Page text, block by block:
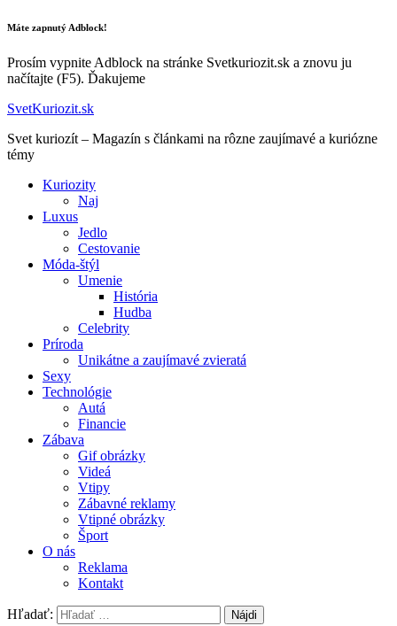
Máte zapnutý Adblock!
Prosím vypnite Adblock na stránke Svetkuriozit.sk a znovu ju
načítajte (F5). Ďakujeme
SvetKuriozit.sk
Svet kuriozít – Magazín s článkami na rôzne zaujímavé a kuriózne
témy
Kuriozity
Naj
Luxus
Jedlo
Cestovanie
Móda-štýl
Umenie
História
Hudba
Celebrity
Príroda
Unikátne a zaujímavé zvieratá
Sexy
Technológie
Autá
Financie
Zábava
Gif obrázky
Videá
Vtipy
Zábavné reklamy
Vtipné obrázky
Šport
O nás
Reklama
Kontakt
Hľadať: